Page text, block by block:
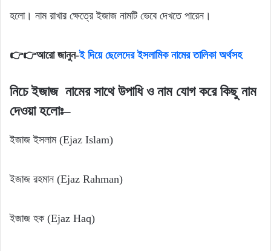
হলো। নাম রাখার ক্ষেত্রে ইজাজ নামটি ভেবে দেখতে পারেন।
👉👉আরো জানুন-ই দিয়ে ছেলেদের ইসলামিক নামের তালিকা অর্থসহ
নিচেইজাজ নামের সাথেউপাধিও নাম যোগ করে কিছু নাম
দেওয়া হলোঃ–
ইজাজ ইসলাম (Ejaz Islam)
ইজাজ রহমান (Ejaz Rahman)
ইজাজ হক (Ejaz Haq)